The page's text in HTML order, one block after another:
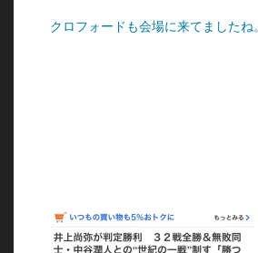
クロフォードも会場に来てましたね。